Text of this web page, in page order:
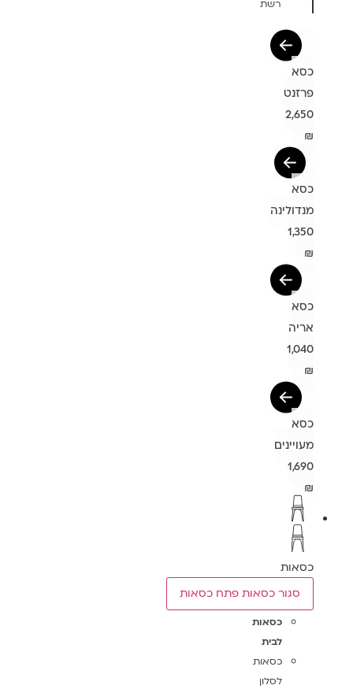
רשת
כסא
פרזנט
2,650
₪
כסא
מנדולינה
1,350
₪
כסא
אריה
1,040
₪
כסא
מעויינים
1,690
₪
כסאות
סגור כסאות פתח כסאות
כסאות
לבית
כסאות
לסלון